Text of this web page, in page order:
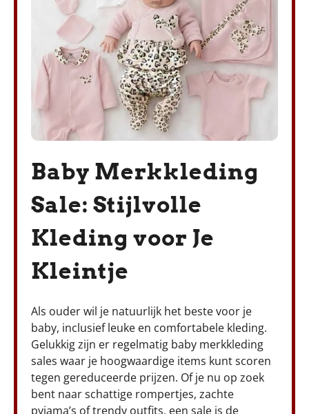
Baby Merkkleding
Sale: Stijlvolle
Kleding voor Je
Kleintje
Als ouder wil je natuurlijk het beste voor je
baby, inclusief leuke en comfortabele kleding.
Gelukkig zijn er regelmatig baby merkkleding
sales waar je hoogwaardige items kunt scoren
tegen gereduceerde prijzen. Of je nu op zoek
bent naar schattige rompertjes, zachte
pyjama’s of trendy outfits, een sale is de